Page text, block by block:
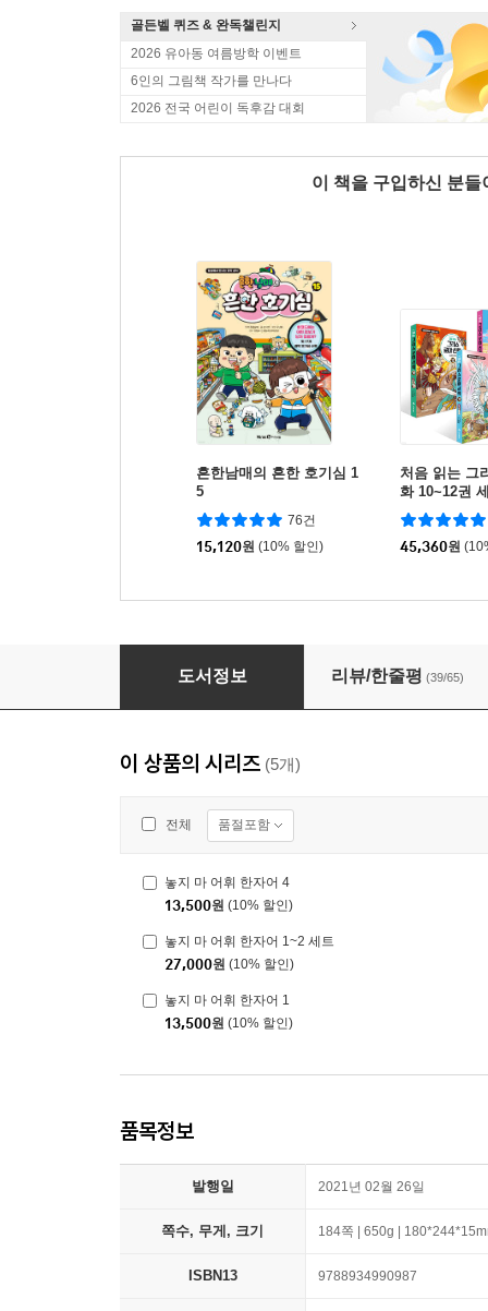
골든벨 퀴즈 & 완독챌린지
2026 유아동 여름방학 이벤트
6인의 그림책 작가를 만나다
2026 전국 어린이 독후감 대회
이 책을 구입하신 분
흔한남매의 흔한 호기심 1
5
76건
15,120원 (10% 할인)
처음 읽는 그
화 10~12권
45,360원
놓지 마 어휘 한자어 1
도서정보 리뷰/한줄평 (39/65)
이 상품의 시리즈 (5개)
전체 품절포함
놓지 마 어휘 한자어 4
13,500원 (10% 할인)
놓지 마 어휘 한자어 1~2 세트
27,000원 (10% 할인)
놓지 마 어휘 한자어 1
13,500원 (10% 할인)
품목정보
발행일 2021년 02월 26일
쪽수, 무게, 크기 184쪽 | 650g |
ISBN13 9788934990987